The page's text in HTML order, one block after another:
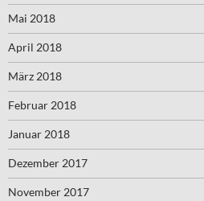
Mai 2018
April 2018
März 2018
Februar 2018
Januar 2018
Dezember 2017
November 2017